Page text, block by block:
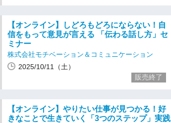
【オンライン】しどろもどろにならない！自
信をもって意見が言える 「伝わる話し方」セ
ミナー
株式会社モチベーション＆コミュニケーション
2025/10/11（土）
販売終了
【オンライン】やりたい仕事が見つかる！好
きなことで生きていく「3つのステップ」実践